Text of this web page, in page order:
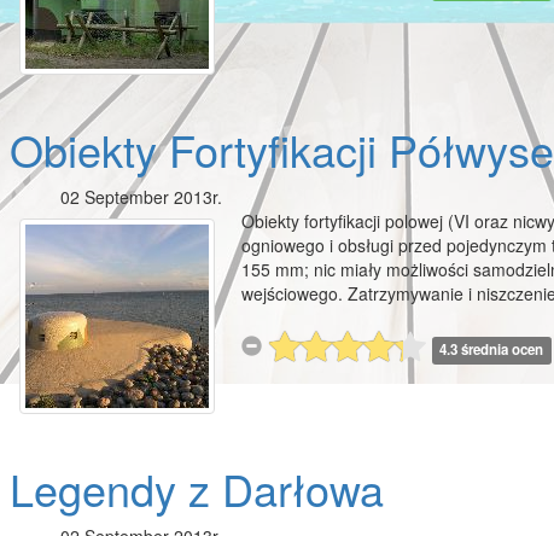
Obiekty Fortyfikacji
02 September 2013r.
Obiekty fortyfikacji polowej (VI oraz
ogniowego i obsługi przed
155 mm; nic miały możliwości
wejściowego. Zatrzymywanie i
4.3 średnia ocen
Legendy z Darłowa